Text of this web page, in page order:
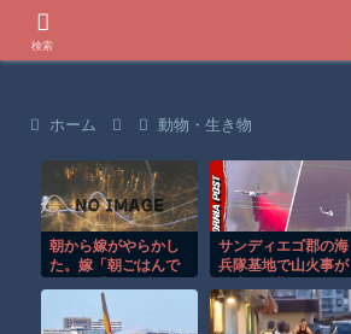
ホーム 動物・生き物
朝から嫁がやらかし
た。嫁「朝ごはんで
ありませんね」嫁
「これは……
サンディエゴ郡の海
兵隊基地で山火事が
検索